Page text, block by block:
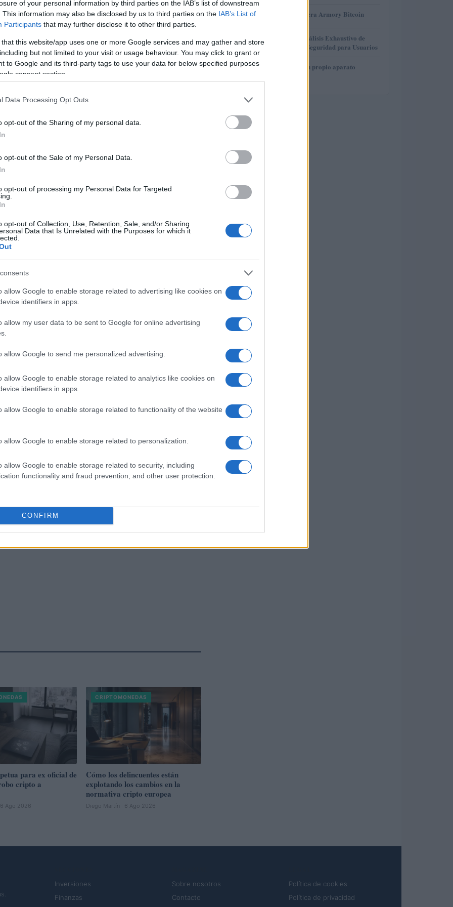
of your personal information by third parties on the IAB’s list of downstream
This information may also be disclosed by us to third parties on the IAB’s List of
Participants that may further disclose it to other third parties.
that this website/app uses one or more Google services and may gather and store
but not limited to your visit or usage behaviour. You may click to grant or
to Google and its third-party tags to use your data for below specified purposes
consent section.
Data Processing Opt Outs
opt-out of the Sharing of my personal data.
opt-out of the Sale of my Personal Data.
opt-out of processing my Personal Data for Targeted
opt-out of Collection, Use, Retention, Sale, and/or Sharing
Data that Is Unrelated with the Purposes for which it
allow Google to enable storage related to advertising like cookies on
identifiers in apps.
allow my user data to be sent to Google for online advertising
allow Google to send me personalized advertising.
allow Google to enable storage related to analytics like cookies on
identifiers in apps.
allow Google to enable storage related to functionality of the website
allow Google to enable storage related to personalization.
allow Google to enable storage related to security, including
functionality and fraud prevention, and other user protection.
CONFIRM
están dispuestos a comprar.
total de todos los bienes y servicios producidos en un país,
influye en el poder adquisitivo de las personas, un tema
jóvenes interesados en finanzas.
únicos, desde la sostenibilidad
está cambiando más rápido que nunca? 🌍💥
Cada uno de nosotros puede beneficiarse de
alguna vez cómo estos cambios pueden
para ex oficial de
cripto a
Ago 2026
CRIPTOMONEDAS
Cómo los delincuentes están
explotando los cambios en la
normativa cripto europea
Diego Martín · 6 Ago 2026
3 Revisión de billetera Armory Bitcoin
4
Gana Crédito: Análisis Exhaustivo de
Funcionalidad y Seguridad para Usuarios
5 Cómo construir tu propio aparato
Inversiones
Finanzas
Sobre nosotros
Contacto
Política de cookies
Política de privacidad